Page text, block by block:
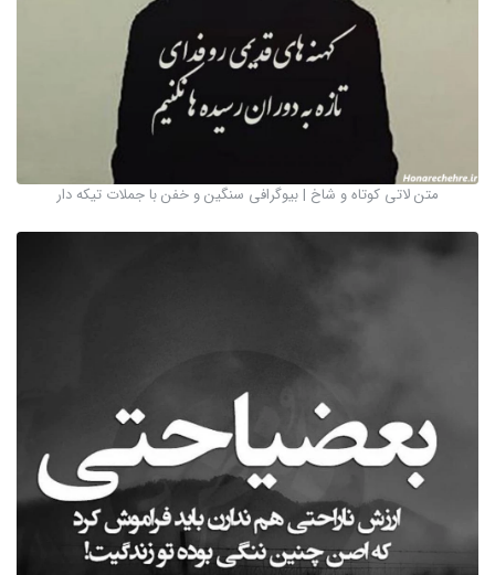
متن لاتی کوتاه و شاخ | بیوگرافی سنگین و خفن با جملات تیکه دار